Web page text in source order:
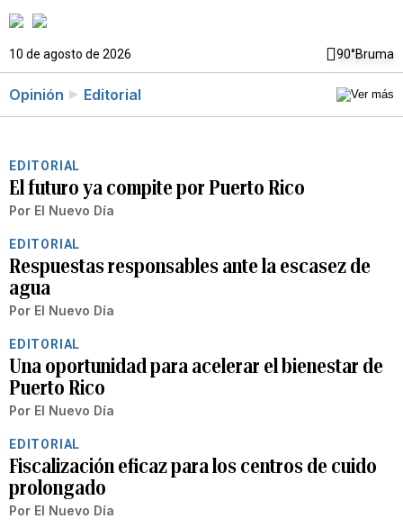
10 de agosto de 2026 90°Bruma
Opinión Editorial
EDITORIAL
El futuro ya compite por Puerto Rico
Por El Nuevo Día
EDITORIAL
Respuestas responsables ante la escasez de
agua
Por El Nuevo Día
EDITORIAL
Una oportunidad para acelerar el bienestar de
Puerto Rico
Por El Nuevo Día
EDITORIAL
Fiscalización eficaz para los centros de cuido
prolongado
Por El Nuevo Día